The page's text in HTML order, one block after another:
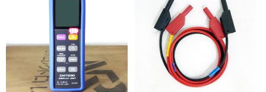
90％（割引率10％）
3ヶ月 80％（割引率20％）
4ヶ月 75％（割引率25％）
5ヶ月 70％（割引率30％）